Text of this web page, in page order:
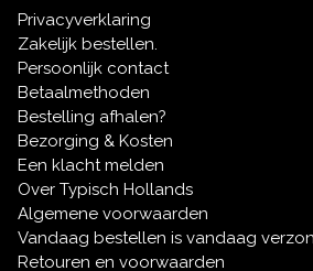
Eenvoudig besteld:
winkelen in onze souvenirshop.
Breng de sfeer van de Domstad in
authentiekeUtrecht souvenirs.
Privacyverklaring
Zakelijk bestellen.
Persoonlijk contact
Betaalmethoden
Bestelling afhalen?
Bezorging & Kosten
Een klacht melden
Over Typisch Hollands
Algemene voorwaarden
Vandaag bestellen is vandaag
Retouren en voorwaarden